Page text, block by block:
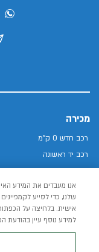
מכירה
רכב חדש 0 ק"מ
רכב יד ראשונה
ליסינג
ליסינג פרטי
אישית. בלחיצה על
למידע נוסף עיין בהודעת